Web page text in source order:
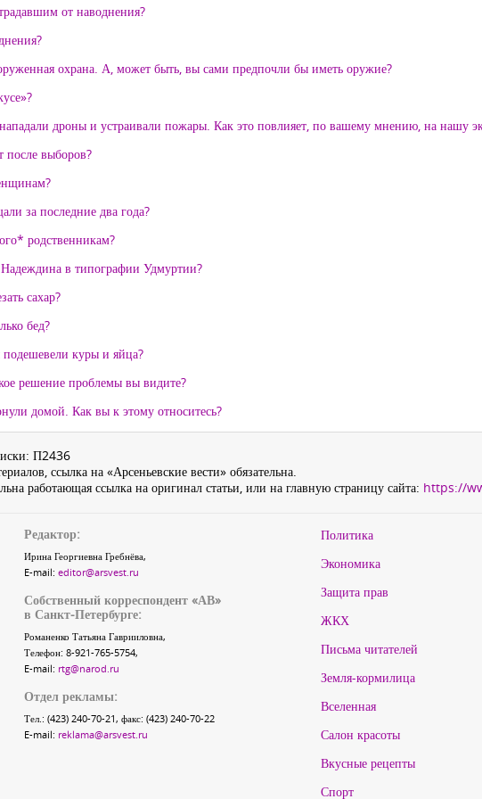
от наводнения?
охрана. А, может быть, вы сами предпочли бы иметь оружие?
дроны и устраивали пожары. Как это повлияет, по вашему мнению, на нашу
выборов?
последние два года?
родственникам?
в типографии Удмуртии?
сахар?
бед?
куры и яйца?
решение проблемы вы видите?
домой. Как вы к этому относитесь?
П2436
ссылка на «Арсеньевские вести» обязательна.
работающая ссылка на оригинал статьи, или на главную страницу сайта: https://
Редактор:
Ирина Георгиевна Гребнёва,
E-mail: editor@arsvest.ru
Собственный корреспондент «АВ»
в Санкт-Петербурге:
Романенко Татьяна Гаврииловна,
Телефон: 8-921-765-5754,
E-mail: rtg@narod.ru
Отдел рекламы:
Тел.: (423) 240-70-21, факс: (423) 240-70-22
E-mail: reklama@arsvest.ru
Политика
Экономика
Защита прав
ЖКХ
Письма читателей
Земля-кормилица
Вселенная
Салон красоты
Вкусные рецепты
Спорт